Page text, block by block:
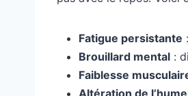
Fatigue persistante
Brouillard mental :
Faiblesse
Altération de